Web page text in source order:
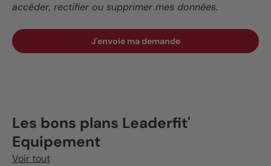
accéder, rectifier ou supprimer mes données.
J'envoie ma demande
Les bons plans Leaderfit'
Equipement
Voir tout